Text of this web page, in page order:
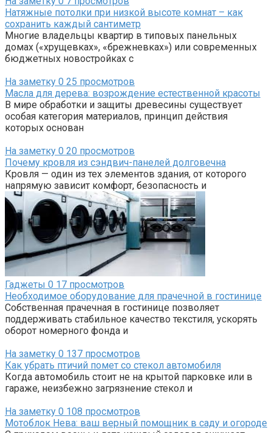
Натяжные потолки при низкой высоте комнат – как
сохранить каждый сантиметр
Многие владельцы квартир в типовых панельных
домах («хрущевках», «брежневках») или современных
бюджетных новостройках с
На заметку 0 25 просмотров
Масла для дерева: возрождение естественной красоты
В мире обработки и защиты древесины существует
особая категория материалов, принцип действия
которых основан
На заметку 0 20 просмотров
Почему кровля из сэндвич-панелей долговечна
Кровля — один из тех элементов здания, от которого
напрямую зависит комфорт, безопасность и
Гаджеты 0 17 просмотров
Необходимое оборудование для прачечной в гостинице
Собственная прачечная в гостинице позволяет
поддерживать стабильное качество текстиля, ускорять
оборот номерного фонда и
На заметку 0 137 просмотров
Как убрать птичий помет со стекол автомобиля
Когда автомобиль стоит не на крытой парковке или в
гараже, неизбежно загрязнение стекол и
На заметку 0 108 просмотров
Мотоблок Нева: ваш верный помощник в саду и огороде